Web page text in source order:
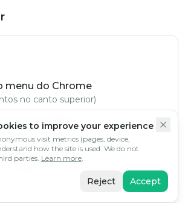
to improve your experience
visit metrics (pages, device,
how the site is used. We do not
parties. Learn more.
Reject Accept
menu do Chrome
no canto superior)
"Instalar app"
à tela inicial"
a instalação